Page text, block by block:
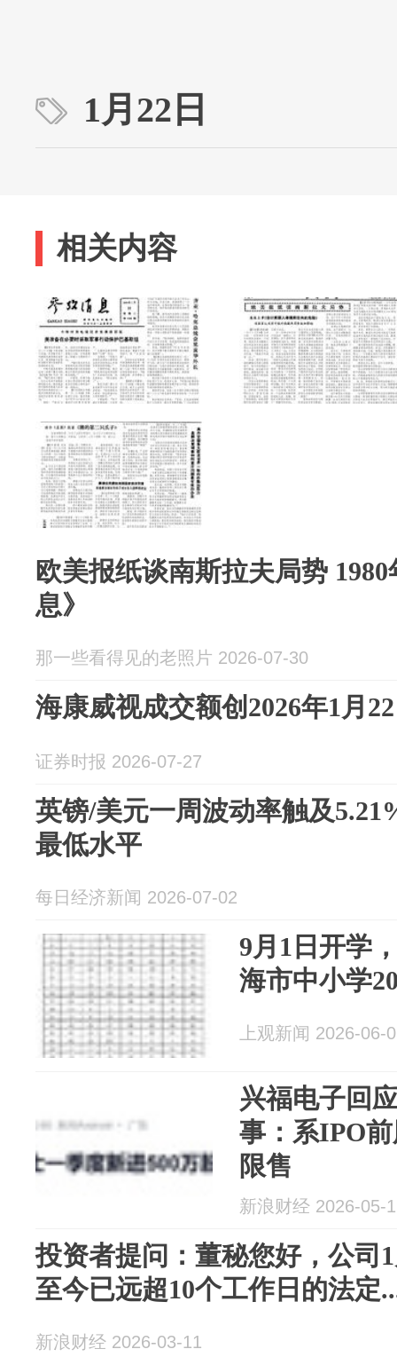
1月22日
相关内容
欧美报纸谈南斯拉夫局势
息》
那一些看得见的老照片 2026-07-30
海康威视成交额创2026年1月
证券时报 2026-07-27
英镑/美元一周波动率触及
最低水平
每日经济新闻 2026-07-02
9月1日开学
海市中小学
上观新闻 2026-06-
兴福电子回
事：系IPO
限售
新浪财经 2026-05-
投资者提问：董秘您好，公司
至今已远超10个工作日的法定
新浪财经 2026-03-11